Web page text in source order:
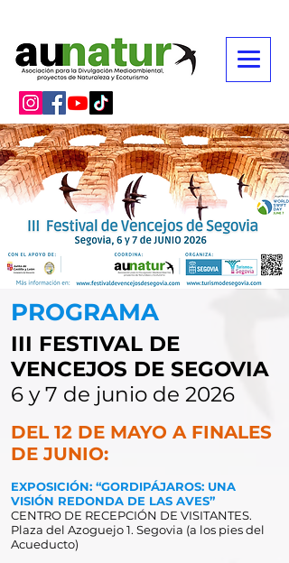
PROGRAMA
III FESTIVAL DE
VENCEJOS DE SEGOVIA
6 y 7 de junio de 2026
DEL 12 DE MAYO A FINALES
DE JUNIO:
EXPOSICIÓN: “GORDIPÁJAROS: UNA
VISIÓN REDONDA DE LAS AVES”
CENTRO DE RECEPCIÓN DE VISITANTES.
Plaza del Azoguejo 1. Segovia (a los pies del
Acueducto)